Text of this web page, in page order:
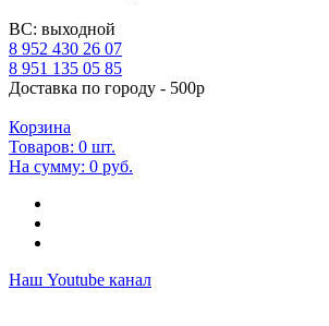
ВС: выходной
8 952 430 26 07
8 951 135 05 85
Доставка по городу - 500р
Корзина
Товаров: 0 шт.
На сумму: 0 руб.
Наш Youtube канал